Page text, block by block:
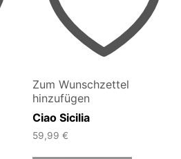
Zum Wunschzettel
hinzufügen
Ciao Sicilia
59,99 €